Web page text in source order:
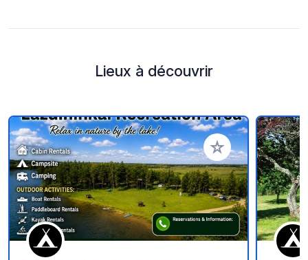
Lieux à découvrir
Ajouter à vos